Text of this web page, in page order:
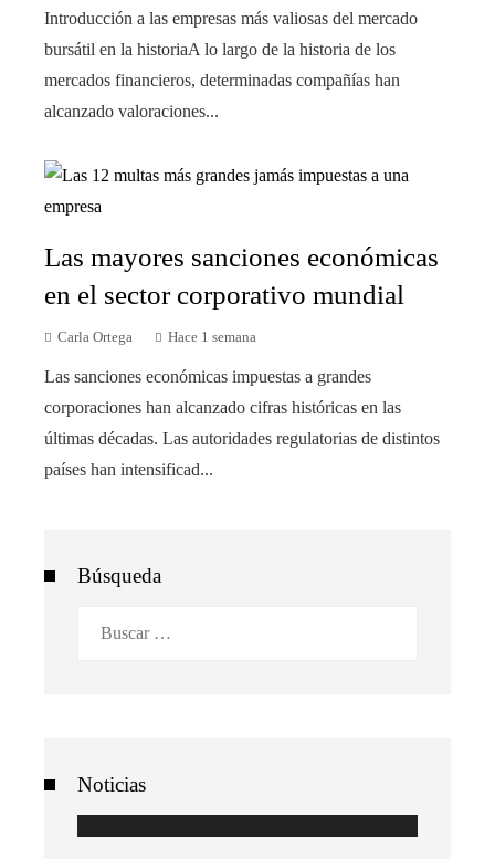
Introducción a las empresas más valiosas del mercado
bursátil en la historiaA lo largo de la historia de los
mercados financieros, determinadas compañías han
alcanzado valoraciones...
Las mayores sanciones económicas
en el sector corporativo mundial
Carla Ortega Hace 1 semana
Las sanciones económicas impuestas a grandes
corporaciones han alcanzado cifras históricas en las
últimas décadas. Las autoridades regulatorias de distintos
países han intensificad...
Búsqueda
Noticias